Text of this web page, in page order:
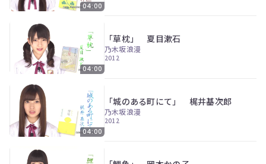
04:00
04:00
「草枕」 夏目漱石
乃木坂浪漫
2012
04:00
「城のある町にて」 梶井基次郎
乃木坂浪漫
2012